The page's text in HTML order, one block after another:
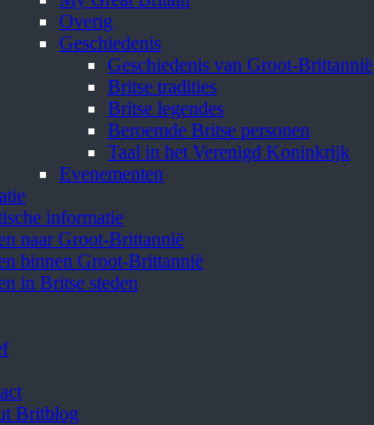
Overig
Geschiedenis
Geschiedenis van Groot-Brittannië
Britse tradities
Britse legendes
Beroemde Britse personen
Taal in het Verenigd Koninkrijk
Evenementen
informatie
naar Groot-Brittannië
binnen Groot-Brittannië
in Britse steden
Britblog